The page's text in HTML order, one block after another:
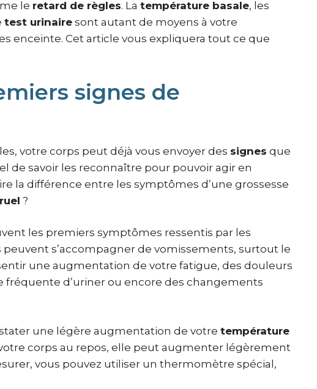
le retard de règles. La température basale, les
test urinaire sont autant de moyens à votre
enceinte. Cet article vous expliquera tout ce que
signes de
votre corps peut déjà vous envoyer des signes que
de savoir les reconnaître pour pouvoir agir en
la différence entre les symptômes d’une grossesse
?
les premiers symptômes ressentis par les
s’accompagner de vomissements, surtout le
une augmentation de votre fatigue, des douleurs
fréquente d’uriner ou encore des changements
une légère augmentation de votre température
corps au repos, elle peut augmenter légèrement
vous pouvez utiliser un thermomètre spécial,